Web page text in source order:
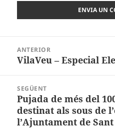
d'entrades
ANTERIOR
Entrada
VilaVeu – Especial
SEGÜENT
Entrada
següent:
Pujada de més del
destinat als sous de
l’Ajuntament de Sant